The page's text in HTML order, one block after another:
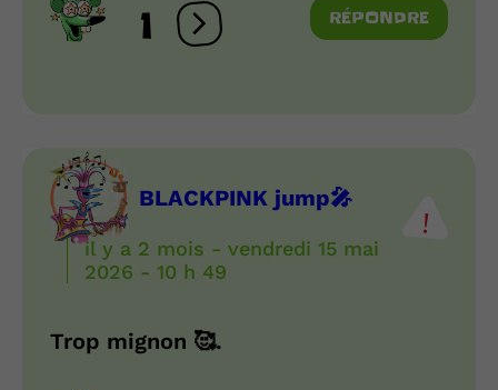
1 Ouvrir les réactions
RÉPONDRE
BLACKPINK jump🎤
il y a 2 mois - vendredi 15 mai
2026 - 10 h 49
Trop mignon 🥰.